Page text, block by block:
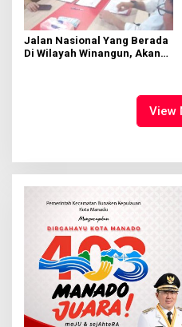
Jalan Nasional Yang Berada
Di Wilayah Winangun, Akan
View